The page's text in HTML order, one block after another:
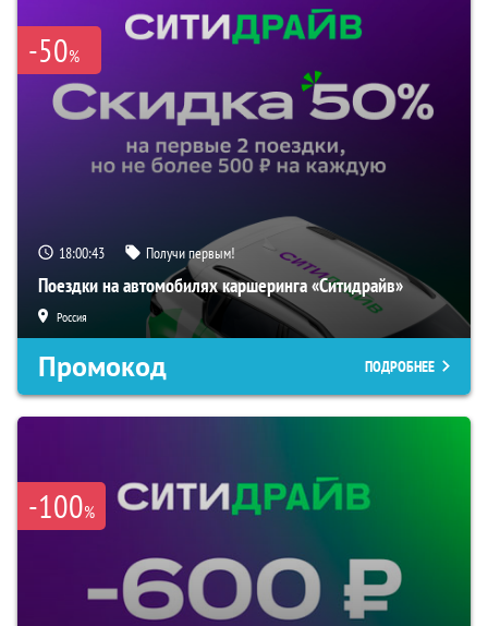
-50%
18:00:42 Получи первым!
Поездки на автомобилях каршеринга «Ситидрайв»
Россия
Промокод ПОДРОБНЕЕ
-100%